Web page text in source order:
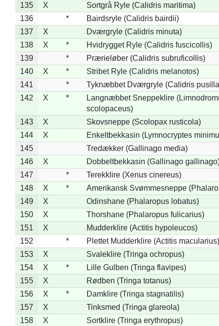
135
X
Sortgrå Ryle (Calidris maritima)
136
*
Bairdsryle (Calidris bairdii)
137
X
Dværgryle (Calidris minuta)
138
X *
Hvidrygget Ryle (Calidris fuscicollis)
139
*
Prærieløber (Calidris subruficollis)
140
X *
Stribet Ryle (Calidris melanotos)
141
*
Tyknæbbet Dværgryle (Calidris
142
X *
Langnæbbet Sneppeklire
scolopaceus)
143
X
Skovsneppe (Scolopax rusticola)
144
X
Enkeltbekkasin (Lymnocryptes
145
Tredækker (Gallinago media)
146
X
Dobbeltbekkasin (Gallinago
147
*
Terekklire (Xenus cinereus)
148
X *
Amerikansk Svømmesneppe
149
X
Odinshane (Phalaropus lobatus)
150
X
Thorshane (Phalaropus fulicarius)
151
X
Mudderklire (Actitis hypoleucos)
152
*
Plettet Mudderklire (Actitis macularius)
153
X
Svaleklire (Tringa ochropus)
154
X *
Lille Gulben (Tringa flavipes)
155
X
Rødben (Tringa totanus)
156
X *
Damklire (Tringa stagnatilis)
157
X
Tinksmed (Tringa glareola)
158
X
Sortklire (Tringa erythropus)